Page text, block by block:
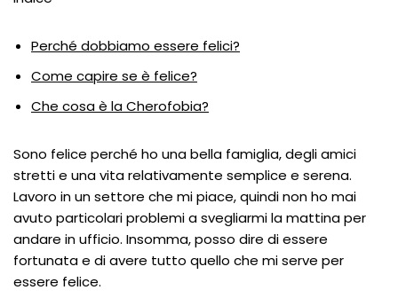
Perché dobbiamo essere felici?
Come capire se è felice?
Che cosa è la Cherofobia?
Sono felice perché ho una bella famiglia, degli amici
stretti e una vita relativamente semplice e serena.
Lavoro in un settore che mi piace, quindi non ho mai
avuto particolari problemi a svegliarmi la mattina per
andare in ufficio. Insomma, posso dire di essere
fortunata e di avere tutto quello che mi serve per
essere felice.